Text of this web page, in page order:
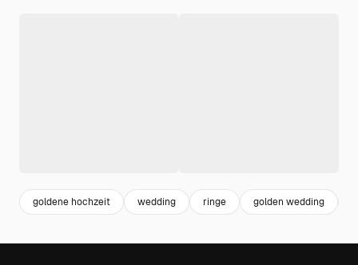
goldene hochzeit wedding ringe golden wedding